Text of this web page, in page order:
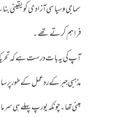
سماجی وسیاسی آزادی کو یقینی
فراہم کرتے تھے۔
آپ کی یہ بات درست ہے کہ
مذہبی جبر کے ردعمل کے طور پر
مبنی تھا۔ چونکہ یورپ پہلے ہی